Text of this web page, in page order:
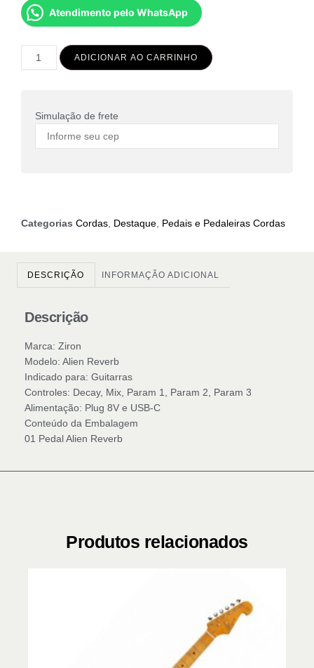
Atendimento pelo WhatsApp
ADICIONAR AO CARRINHO
Simulação de frete
Categorias Cordas, Destaque, Pedais e Pedaleiras Cordas
DESCRIÇÃO INFORMAÇÃO ADICIONAL
Descrição
Marca: Ziron
Modelo: Alien Reverb
Indicado para: Guitarras
Controles: Decay, Mix, Param 1, Param 2, Param 3
Alimentação: Plug 8V e USB-C
Conteúdo da Embalagem
01 Pedal Alien Reverb
Produtos relacionados